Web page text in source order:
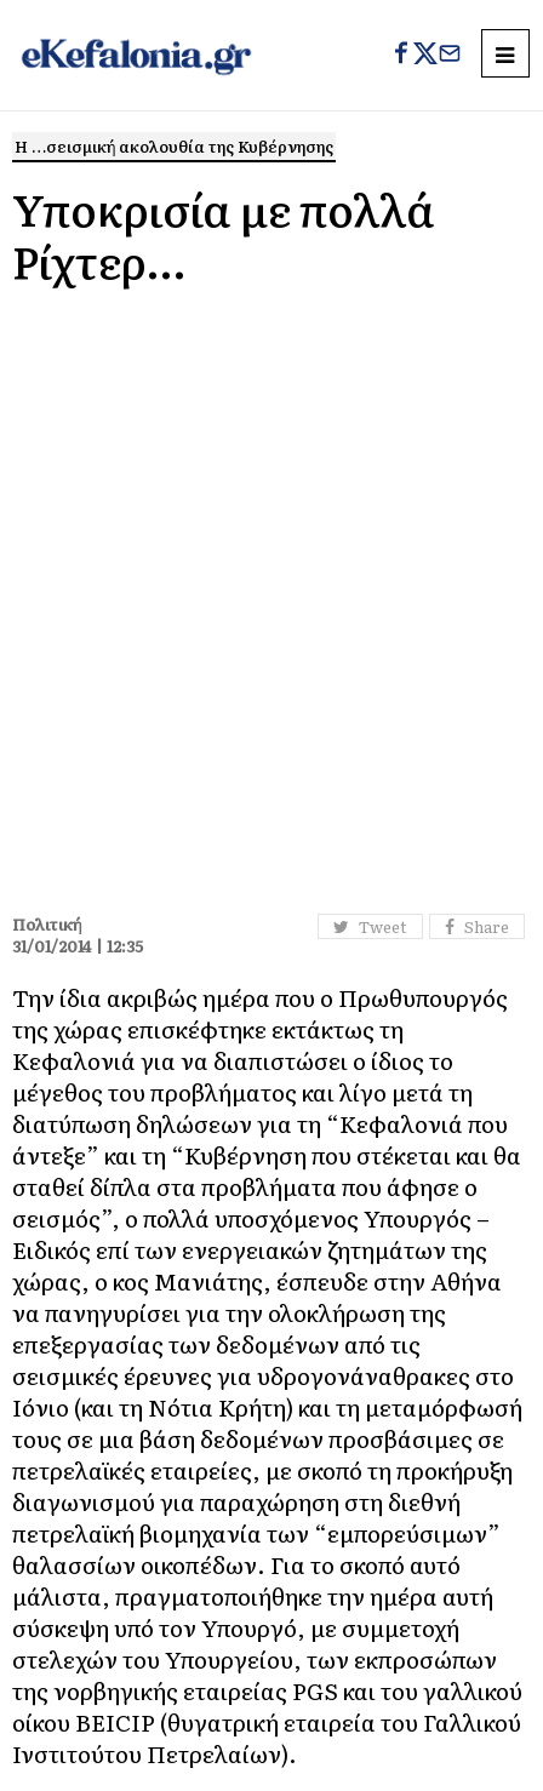
Η …σεισμική ακολουθία της Κυβέρνησης
Υποκρισία με πολλά
Ρίχτερ…
Tweet Share
Πολιτική
31/01/2014 | 12:35
Την ίδια ακριβώς ημέρα που ο Πρωθυπουργός
της χώρας επισκέφτηκε εκτάκτως τη
Κεφαλονιά για να διαπιστώσει ο ίδιος το
μέγεθος του προβλήματος και λίγο μετά τη
διατύπωση δηλώσεων για τη “Κεφαλονιά που
άντεξε” και τη “Κυβέρνηση που στέκεται και θα
σταθεί δίπλα στα προβλήματα που άφησε ο
σεισμός”, ο πολλά υποσχόμενος Υπουργός –
Ειδικός επί των ενεργειακών ζητημάτων της
χώρας, ο κος Μανιάτης, έσπευδε στην Αθήνα
να πανηγυρίσει για την ολοκλήρωση της
επεξεργασίας των δεδομένων από τις
σεισμικές έρευνες για υδρογονάναθρακες στο
Ιόνιο (και τη Νότια Κρήτη) και τη μεταμόρφωσή
τους σε μια βάση δεδομένων προσβάσιμες σε
πετρελαϊκές εταιρείες, με σκοπό τη προκήρυξη
διαγωνισμού για παραχώρηση στη διεθνή
πετρελαϊκή βιομηχανία των “εμπορεύσιμων”
θαλασσίων οικοπέδων. Για το σκοπό αυτό
μάλιστα, πραγματοποιήθηκε την ημέρα αυτή
σύσκεψη υπό τον Υπουργό, με συμμετοχή
στελεχών του Υπουργείου, των εκπροσώπων
της νορβηγικής εταιρείας PGS και του γαλλικού
οίκου BEICIP (θυγατρική εταιρεία του Γαλλικού
Ινστιτούτου Πετρελαίων).